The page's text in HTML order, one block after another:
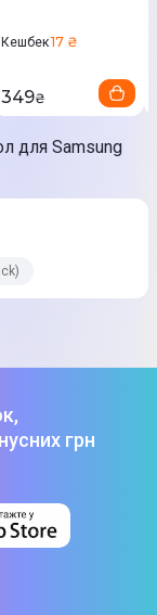
Кешбек17 ₴
349₴
для Samsung
грн